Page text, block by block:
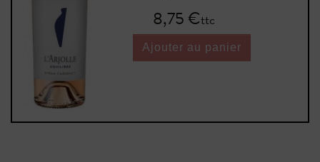
Prix8,75 €ttc
Ajouter au panier